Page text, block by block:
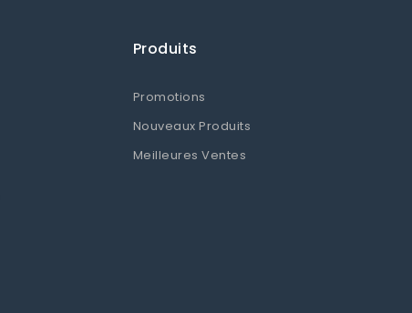
Produits
Promotions
Nouveaux Produits
Meilleures Ventes